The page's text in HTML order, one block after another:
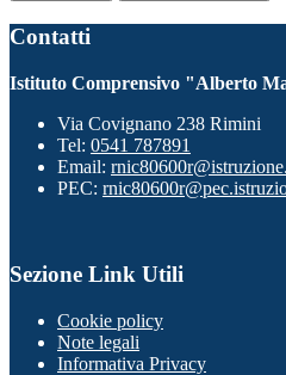
Contatti
Istituto Comprensivo "Alberto
Via Covignano 238 Rimini
Tel: 0541 787891
Email:
PEC:
Sezione Link Utili
Cookie policy
Note legali
Informativa Privacy